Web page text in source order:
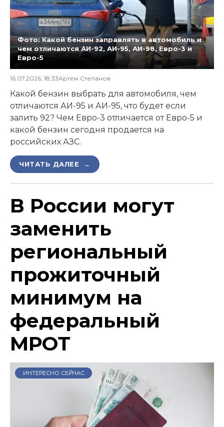
Фото: Какой бензин заправлять в автомобиль и
чем отличаются АИ-92, АИ-95, АИ-98, Евро-3 и
Евро-5
16.07.2026, 18:33Артем Степанов
Какой бензин выбрать для автомобиля, чем
отличаются АИ-95 и АИ-95, что будет если
залить 92? Чем Евро-3 отличается от Евро-5 и
какой бензин сегодня продается на
российских АЗС.
ЧИТАТЬ ДАЛЕЕ →
В России могут
заменить
региональный
прожиточный
минимум на
федеральный
МРОТ
ИНТЕРЕСНО СЕЙЧАС